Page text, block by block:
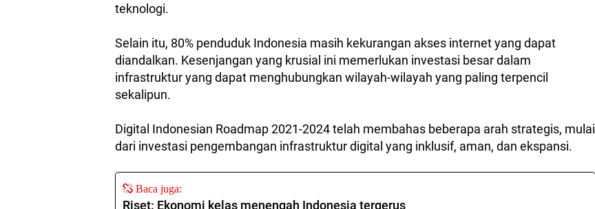
teknologi.
Selain itu, 80% penduduk Indonesia masih kekurangan akses internet yang dapat
diandalkan. Kesenjangan yang krusial ini memerlukan investasi besar dalam
infrastruktur yang dapat menghubungkan wilayah-wilayah yang paling terpencil
sekalipun.
Digital Indonesian Roadmap 2021-2024 telah membahas beberapa arah strategis, mulai
dari investasi pengembangan infrastruktur digital yang inklusif, aman, dan ekspansi.
Baca juga:
Riset: Ekonomi kelas menengah Indonesia tergerus